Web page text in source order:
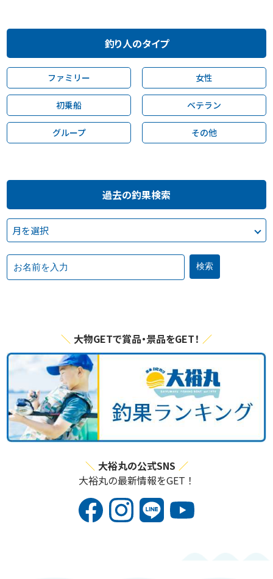
釣り人のタイプ
ファミリー 女性
初乗船 ベテラン
グループ その他
過去の釣果検索
大物GETで賞品・景品をGET！
大裕丸の公式SNS
大裕丸の最新情報をGET！